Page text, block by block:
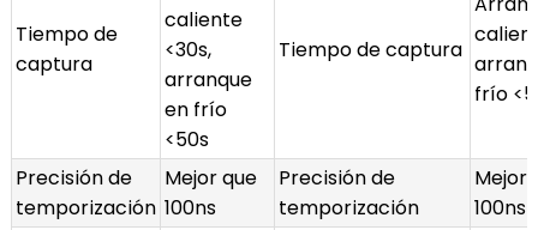
Tiempo de
captura
caliente
<30s,
arranque
en frío
<50s
Tiempo de captura
frío
Precisión de
temporización
Mejor que
100ns
Precisión de
temporización
Mejor
100ns